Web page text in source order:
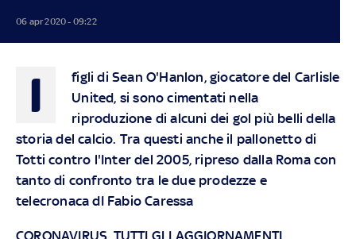
06 apr 2020 - 09:22
I
figli di Sean O'Hanlon, giocatore del Carlisle
United, si sono cimentati nella
riproduzione di alcuni dei gol più belli della
storia del calcio. Tra questi anche il pallonetto di
Totti contro l'Inter del 2005, ripreso dalla Roma con
tanto di confronto tra le due prodezze e
telecronaca dI Fabio Caressa
CORONAVIRUS, TUTTI GLI AGGIORNAMENTI